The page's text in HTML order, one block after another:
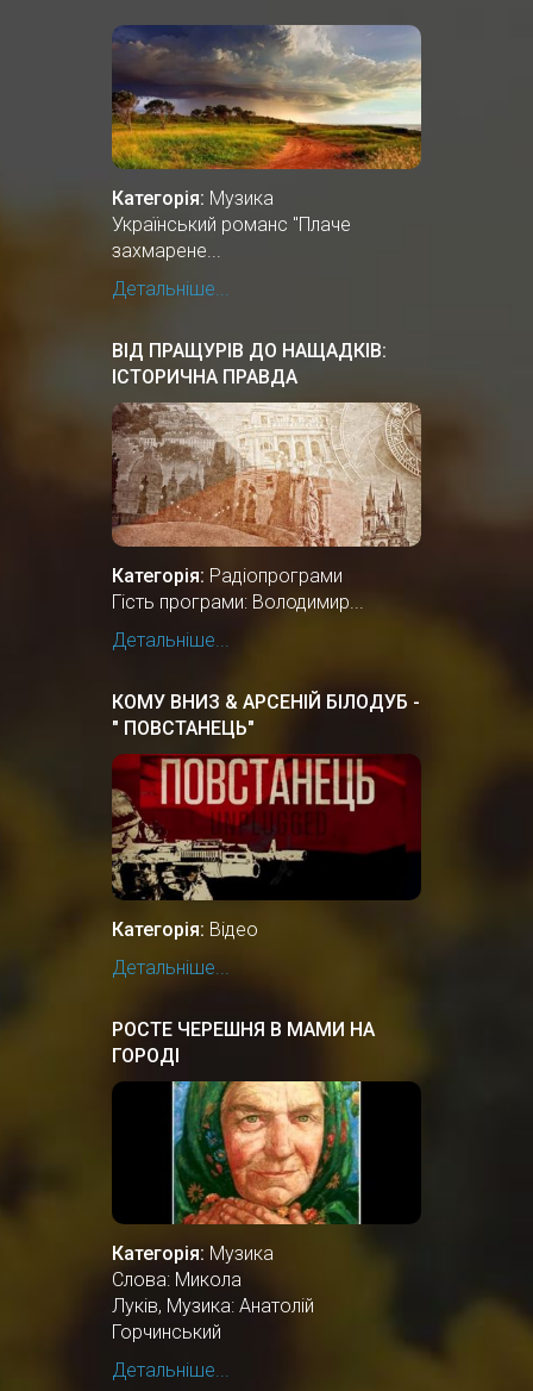
Категорія: Музика
Український романс "Плаче
захмарене...
Детальніше...
ВІД ПРАЩУРІВ ДО НАЩАДКІВ:
ІСТОРИЧНА ПРАВДА
Категорія: Радіопрограми
Гість програми: Володимир...
Детальніше...
КОМУ ВНИЗ & АРСЕНІЙ БІЛОДУБ -
" ПОВСТАНЕЦЬ"
Категорія: Відео
Детальніше...
РОСТЕ ЧЕРЕШНЯ В МАМИ НА
ГОРОДІ
Категорія: Музика
Слова: Микола
Луків, Музика: Анатолій
Горчинський
Детальніше...